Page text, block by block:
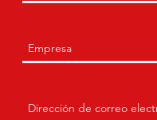
Empresa
Envía